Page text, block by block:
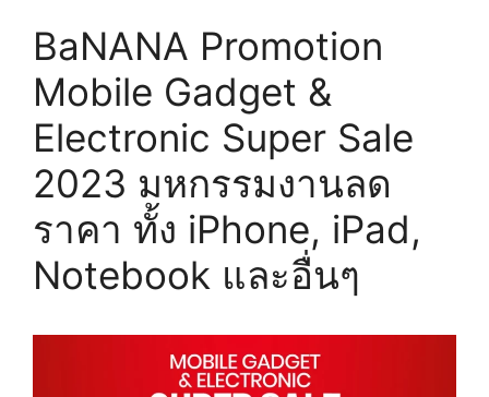
BaNANA Promotion
Mobile Gadget &
Electronic Super Sale
2023 มหกรรมงานลด
ราคา ทั้ง iPhone, iPad,
Notebook และอื่นๆ